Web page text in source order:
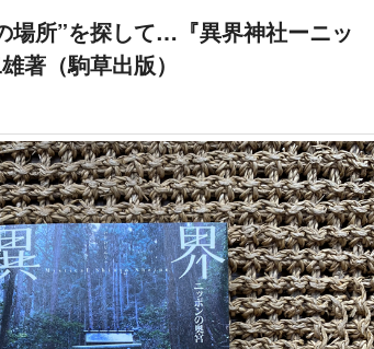
場所”を探して…『異界神社ーニッ
著（駒草出版）